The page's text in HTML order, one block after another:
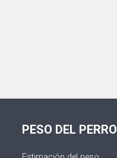
PESO DEL PERRO